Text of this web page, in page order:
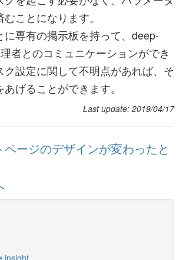
ことになります。
に専有の掲示板を持って、deep-
者とのコミュニケーションができ
ク設定に関して不明点があれば、そ
げることができます。
Last update: 2019/04/17
ージのデザインが変わったと
insight